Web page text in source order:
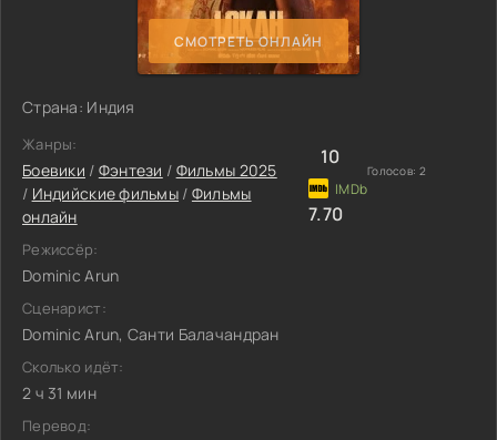
СМОТРЕТЬ ОНЛАЙН
Страна: Индия
Жанры:
Боевики / Фэнтези / Фильмы 2025
/ Индийские фильмы / Фильмы
онлайн
Режиссёр:
Dominic Arun
Сценарист:
Dominic Arun, Санти Балачандран
Сколько идёт:
2 ч 31 мин
Перевод:
10
Голосов: 2
7.70